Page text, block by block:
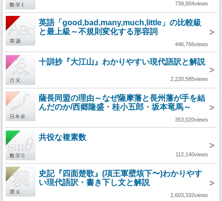
739,004views
英語「good,bad,many,much,little」の比較級
と最上級～不規則変化する形容詞
>
446,766views
十訓抄『大江山』わかりやすい現代語訳と解説
>
2,220,585views
薩長同盟の理由～なぜ薩摩藩と長州藩が手を結
んだのか/西郷隆盛・桂小五郎・坂本竜馬～
>
353,020views
共役な複素数
>
112,140views
史記『四面楚歌』(項王軍壁垓下〜)わかりやす
い現代語訳・書き下し文と解説
>
2,603,332views